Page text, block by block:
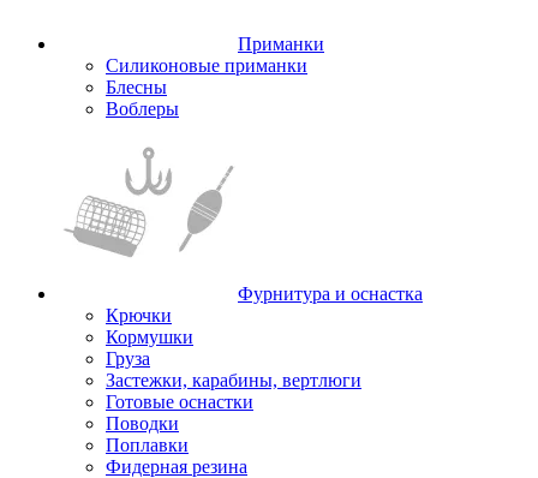
Приманки
Силиконовые приманки
Блесны
Воблеры
Фурнитура и оснастка
Крючки
Кормушки
Груза
Застежки, карабины, вертлюги
Готовые оснастки
Поводки
Поплавки
Фидерная резина